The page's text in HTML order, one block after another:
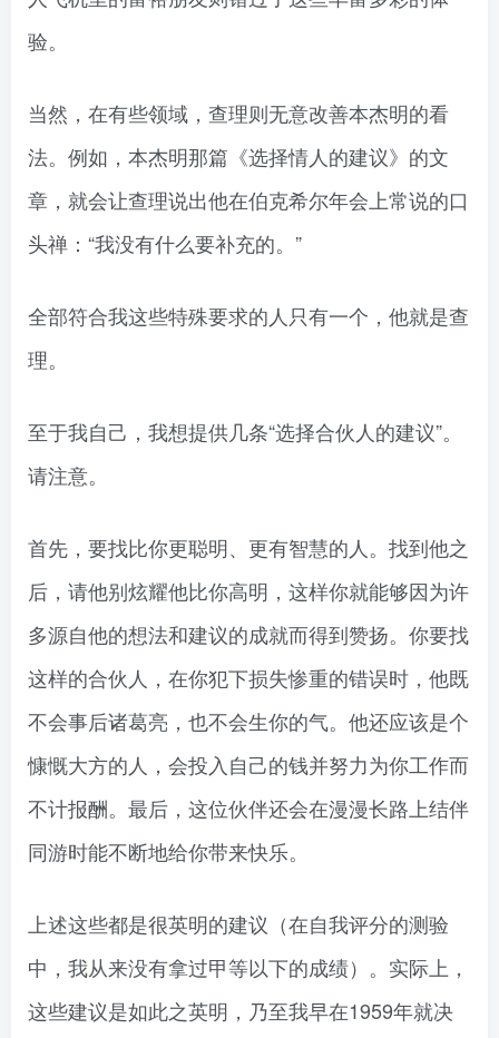
验。
当然，在有些领域，查理则无意改善本杰明的看
法。例如，本杰明那篇《选择情人的建议》的文
章，就会让查理说出他在伯克希尔年会上常说的口
头禅：“我没有什么要补充的。”
全部符合我这些特殊要求的人只有一个，他就是查
理。
至于我自己，我想提供几条“选择合伙人的建议”。
请注意。
首先，要找比你更聪明、更有智慧的人。找到他之
后，请他别炫耀他比你高明，这样你就能够因为许
多源自他的想法和建议的成就而得到赞扬。你要找
这样的合伙人，在你犯下损失惨重的错误时，他既
不会事后诸葛亮，也不会生你的气。他还应该是个
慷慨大方的人，会投入自己的钱并努力为你工作而
不计报酬。最后，这位伙伴还会在漫漫长路上结伴
同游时能不断地给你带来快乐。
上述这些都是很英明的建议（在自我评分的测验
中，我从来没有拿过甲等以下的成绩）。实际上，
这些建议是如此之英明，乃至我早在1959年就决